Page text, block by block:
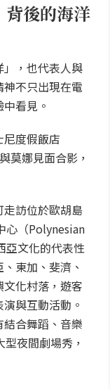
後的海洋
，也代表人與
不只出現在電
看見。
度假飯店
莫娜見面合影，
訪位於歐胡島
心（Polynesian
亞文化的代表性
東加、斐濟、
化村落，遊客
與互動活動。
合舞蹈、音樂
夜間劇場秀，